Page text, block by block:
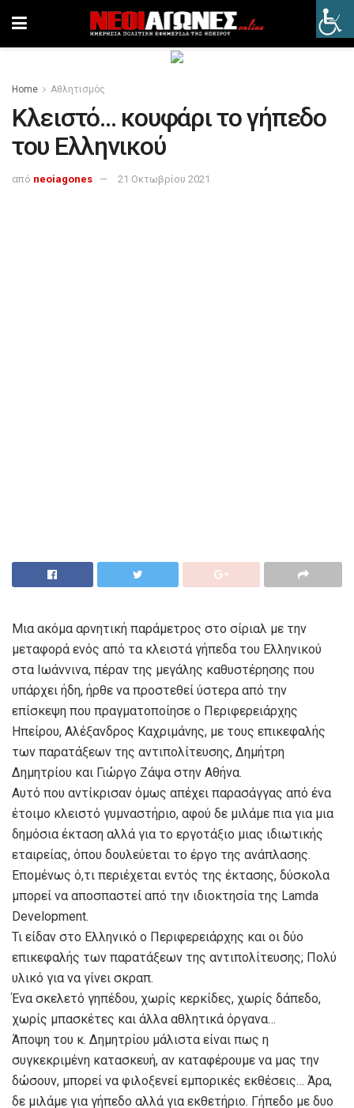
Home Αθλητισμός
Κλειστό… κουφάρι το γήπεδο
του Ελληνικού
από neoiagones 21 Οκτωβρίου 2021
Μια ακόμα αρνητική παράμετρος στο σίριαλ με την
μεταφορά ενός από τα κλειστά γήπεδα του Ελληνικού
στα Ιωάννινα, πέραν της μεγάλης καθυστέρησης που
υπάρχει ήδη, ήρθε να προστεθεί ύστερα από την
επίσκεψη που πραγματοποίησε ο Περιφερειάρχης
Ηπείρου, Αλέξανδρος Καχριμάνης, με τους επικεφαλής
των παρατάξεων της αντιπολίτευσης, Δημήτρη
Δημητρίου και Γιώργο Ζάψα στην Αθήνα.
Αυτό που αντίκρισαν όμως απέχει παρασάγγας από ένα
έτοιμο κλειστό γυμναστήριο, αφού δε μιλάμε πια για μια
δημόσια έκταση αλλά για το εργοτάξιο μιας ιδιωτικής
εταιρείας, όπου δουλεύεται το έργο της ανάπλασης.
Επομένως ό,τι περιέχεται εντός της έκτασης, δύσκολα
μπορεί να αποσπαστεί από την ιδιοκτησία της Lamda
Development.
Τι είδαν στο Ελληνικό ο Περιφερειάρχης και οι δύο
επικεφαλής των παρατάξεων της αντιπολίτευσης; Πολύ
υλικό για να γίνει σκραπ.
Ένα σκελετό γηπέδου, χωρίς κερκίδες, χωρίς δάπεδο,
χωρίς μπασκέτες και άλλα αθλητικά όργανα…
Άποψη του κ. Δημητρίου μάλιστα είναι πως η
συγκεκριμένη κατασκευή, αν καταφέρουμε να μας την
δώσουν, μπορεί να φιλοξενεί εμπορικές εκθέσεις… Άρα,
δε μιλάμε για γήπεδο αλλά για εκθετήριο. Γήπεδο με δυο